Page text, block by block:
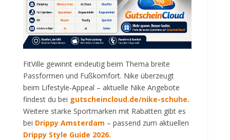
FitVille gewinnt eindeutig beim Thema breite
Passformen und Fußkomfort. Nike überzeugt
beim Lifestyle-Appeal – aktuelle Nike Angebote
findest du bei gutscheincloud.de/nike-schuhe.
Weitere starke Sportmarken mit Rabatten gibt es
bei Drippy Amsterdam – passend zum aktuellen
Drippy Style Guide 2026.